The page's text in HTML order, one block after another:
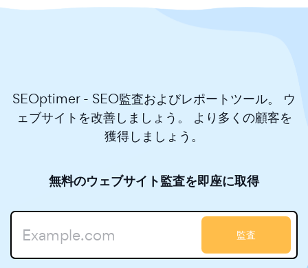
SEOptimer - SEO監査およびレポートツール。 ウ
ェブサイトを改善しましょう。 より多くの顧客を
獲得しましょう。
無料のウェブサイト監査を即座に取得
監査